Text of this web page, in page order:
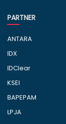
PARTNER
ANTARA
IDX
IDClear
KSEI
BAPEPAM
LPJA